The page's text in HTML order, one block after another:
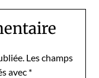
Les champs
avec *